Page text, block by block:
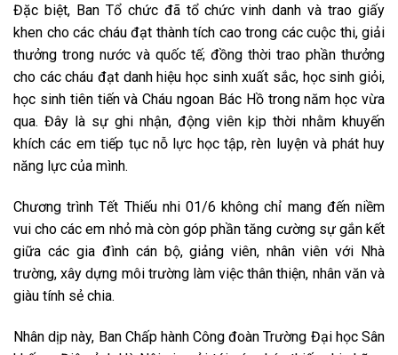
Đặc biệt, Ban Tổ chức đã tổ chức vinh danh và trao giấy
khen cho các cháu đạt thành tích cao trong các cuộc thi, giải
thưởng trong nước và quốc tế; đồng thời trao phần thưởng
cho các cháu đạt danh hiệu học sinh xuất sắc, học sinh giỏi,
học sinh tiên tiến và Cháu ngoan Bác Hồ trong năm học vừa
qua. Đây là sự ghi nhận, động viên kịp thời nhằm khuyến
khích các em tiếp tục nỗ lực học tập, rèn luyện và phát huy
năng lực của mình.
Chương trình Tết Thiếu nhi 01/6 không chỉ mang đến niềm
vui cho các em nhỏ mà còn góp phần tăng cường sự gắn kết
giữa các gia đình cán bộ, giảng viên, nhân viên với Nhà
trường, xây dựng môi trường làm việc thân thiện, nhân văn và
giàu tính sẻ chia.
Nhân dịp này, Ban Chấp hành Công đoàn Trường Đại học Sân